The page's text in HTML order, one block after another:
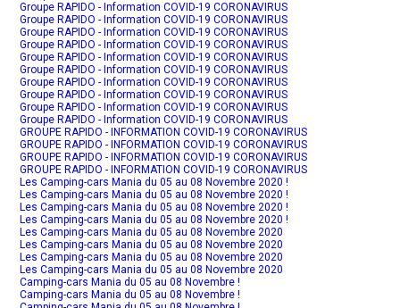
Groupe RAPIDO - Information COVID-19 CORONAVIRUS
Groupe RAPIDO - Information COVID-19 CORONAVIRUS
Groupe RAPIDO - Information COVID-19 CORONAVIRUS
Groupe RAPIDO - Information COVID-19 CORONAVIRUS
Groupe RAPIDO - Information COVID-19 CORONAVIRUS
Groupe RAPIDO - Information COVID-19 CORONAVIRUS
Groupe RAPIDO - Information COVID-19 CORONAVIRUS
Groupe RAPIDO - Information COVID-19 CORONAVIRUS
Groupe RAPIDO - Information COVID-19 CORONAVIRUS
Groupe RAPIDO - Information COVID-19 CORONAVIRUS
GROUPE RAPIDO - INFORMATION COVID-19 CORONAVIRUS
GROUPE RAPIDO - INFORMATION COVID-19 CORONAVIRUS
GROUPE RAPIDO - INFORMATION COVID-19 CORONAVIRUS
GROUPE RAPIDO - INFORMATION COVID-19 CORONAVIRUS
Les Camping-cars Mania du 05 au 08 Novembre 2020 !
Les Camping-cars Mania du 05 au 08 Novembre 2020 !
Les Camping-cars Mania du 05 au 08 Novembre 2020 !
Les Camping-cars Mania du 05 au 08 Novembre 2020 !
Les Camping-cars Mania du 05 au 08 Novembre 2020
Les Camping-cars Mania du 05 au 08 Novembre 2020
Les Camping-cars Mania du 05 au 08 Novembre 2020
Les Camping-cars Mania du 05 au 08 Novembre 2020
Camping-cars Mania du 05 au 08 Novembre !
Camping-cars Mania du 05 au 08 Novembre !